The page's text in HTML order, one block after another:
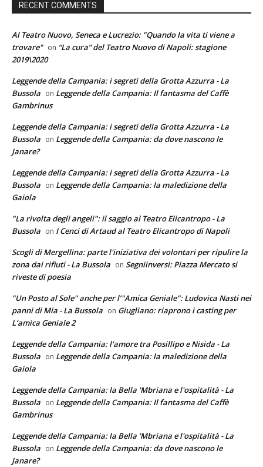
RECENT COMMENTS
Al Teatro Nuovo, Seneca e Lucrezio: "Quando la vita ti viene a
trovare" on “La cura” del Teatro Nuovo di Napoli: stagione
2019\2020
Leggende della Campania: i segreti della Grotta Azzurra - La
Bussola on Leggende della Campania: Il fantasma del Caffè
Gambrinus
Leggende della Campania: i segreti della Grotta Azzurra - La
Bussola on Leggende della Campania: da dove nascono le
Janare?
Leggende della Campania: i segreti della Grotta Azzurra - La
Bussola on Leggende della Campania: la maledizione della
Gaiola
"La rivolta degli angeli": il saggio al Teatro Elicantropo - La
Bussola on I Cenci di Artaud al Teatro Elicantropo di Napoli
Scogli di Mergellina: parte l'iniziativa dei volontari per ripulire la
zona dai rifiuti - La Bussola on Segniinversi: Piazza Mercato si
riveste di poesia
"Un Posto al Sole" anche per l’"Amica Geniale": Ludovica Nasti nei
panni di Mia - La Bussola on Giugliano: riaprono i casting per
L’amica Geniale 2
Leggende della Campania: l'amore tra Posillipo e Nisida - La
Bussola on Leggende della Campania: la maledizione della
Gaiola
Leggende della Campania: la Bella 'Mbriana e l'ospitalità - La
Bussola on Leggende della Campania: Il fantasma del Caffè
Gambrinus
Leggende della Campania: la Bella 'Mbriana e l'ospitalità - La
Bussola on Leggende della Campania: da dove nascono le
Janare?